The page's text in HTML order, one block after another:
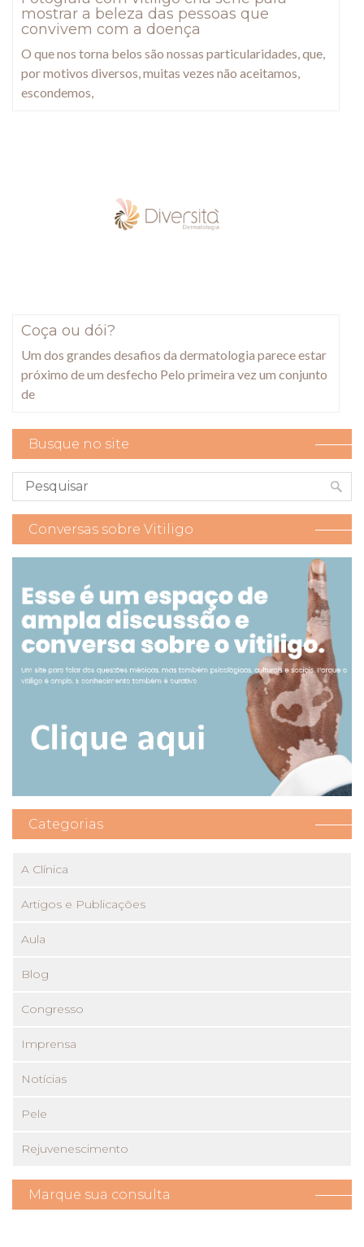
mostrar a beleza das pessoas que
convivem com a doença
O que nos torna belos são nossas particularidades, que,
por motivos diversos, muitas vezes não aceitamos,
escondemos,
Coça ou dói?
Um dos grandes desafios da dermatologia parece estar
próximo de um desfecho Pelo primeira vez um conjunto
de
Busque no site
Conversas sobre Vitiligo
Categorias
A Clínica
Artigos e Publicações
Aula
Blog
Congresso
Imprensa
Notícias
Pele
Rejuvenescimento
Marque sua consulta